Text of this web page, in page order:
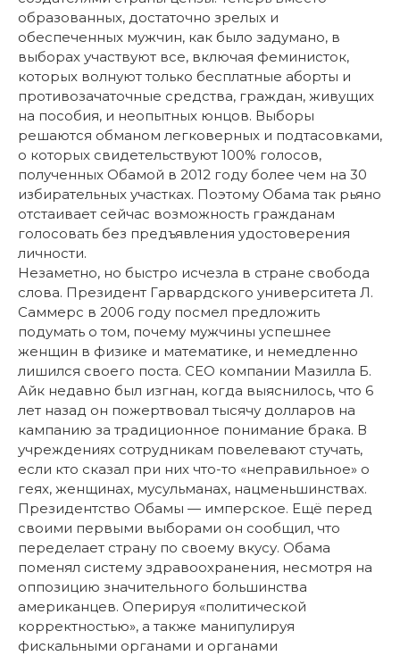
образованных, достаточно зрелых и
обеспеченных мужчин, как было задумано, в
выборах участвуют все, включая феминисток,
которых волнуют только бесплатные аборты и
противозачаточные средства, граждан, живущих
на пособия, и неопытных юнцов. Выборы
решаются обманом легковерных и подтасовками,
о которых свидетельствуют 100% голосов,
полученных Обамой в 2012 году более чем на 30
избирательных участках. Поэтому Обама так рьяно
отстаивает сейчас возможность гражданам
голосовать без предъяв­ления удостоверения
личности.
Незаметно, но быстро исчезла в стране свобода
слова. Президент Гарвардского университета Л.
Саммерс в 2006 году посмел предложить
подумать о том, почему мужчины успешнее
женщин в физике и математике, и немедленно
лишился своего поста. СЕО компании Мазилла Б.
Айк недавно был изгнан, когда выяснилось, что 6
лет назад он пожертвовал тысячу долларов на
кампанию за традиционное понимание брака. В
учреждениях сотрудникам повелевают стучать,
если кто сказал при них что-то «неправильное» о
геях, женщинах, мусульманах, нацменьшинствах.
Президентство Обамы — имперское. Ещё перед
своими первыми выборами он сообщил, что
переделает страну по своему вкусу. Обама
поменял систему здравоохранения, несмотря на
оппозицию значительного большинства
американцев. Оперируя «политической
корректностью», а также манипулируя
фискальными органами и органами